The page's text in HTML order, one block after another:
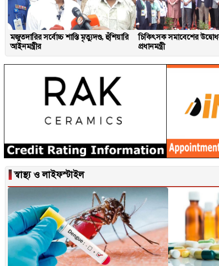
মজুতদারির সর্বোচ্চ শাস্তি মৃত্যুদণ্ড, হুঁশিয়ারি
আইনমন্ত্রীর
চিকিৎসক সমাবেশের
প্রধানমন্ত্রী
▐স্বাস্থ্য ও লাইফস্টাইল